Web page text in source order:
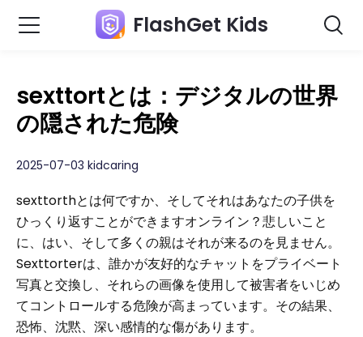
FlashGet Kids
sexttortとは：デジタルの世界
の隠された危険
2025-07-03 kidcaring
sexttorthとは何ですか、そしてそれはあなたの子供を
ひっくり返すことができますオンライン？悲しいこと
に、はい、そして多くの親はそれが来るのを見ません。
Sexttorterは、誰かが友好的なチャットをプライベート
写真と交換し、それらの画像を使用して被害者をいじめ
てコントロールする危険が高まっています。その結果、
恐怖、沈黙、深い感情的な傷があります。